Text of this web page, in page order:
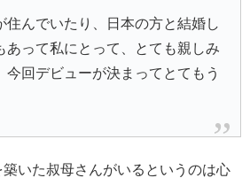
住んでいたり、日本の方と結婚し
あって私にとって、とても親しみ
今回デビューが決まってとてもう
いた叔母さんがいるというのは心